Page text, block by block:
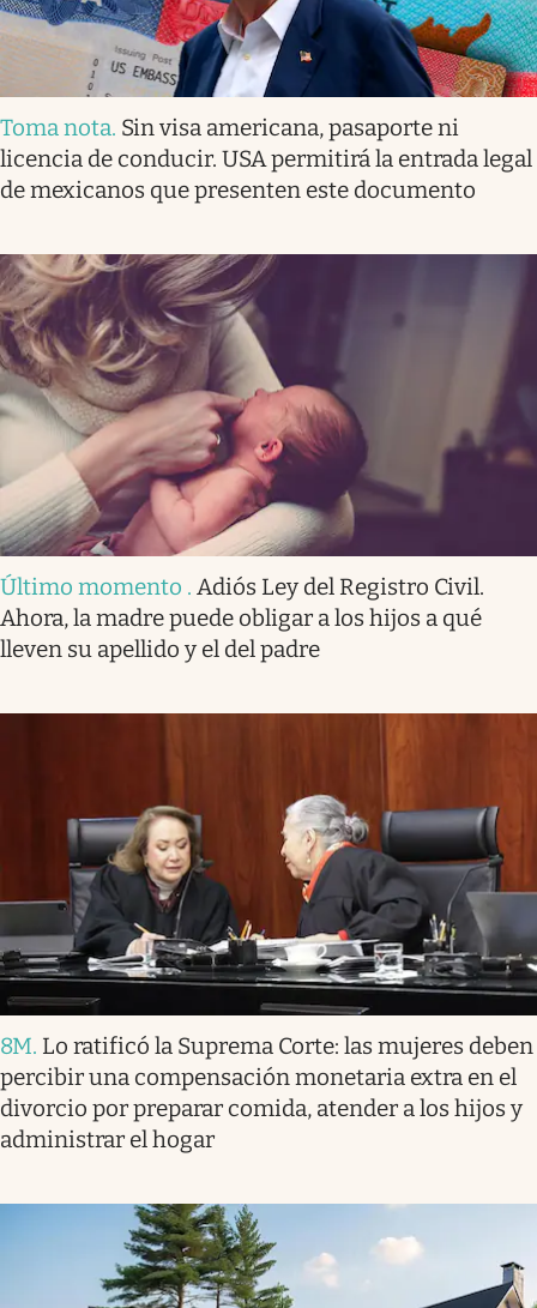
Toma nota. Sin visa americana, pasaporte ni
licencia de conducir. USA permitirá la entrada legal
de mexicanos que presenten este documento
Último momento . Adiós Ley del Registro Civil.
Ahora, la madre puede obligar a los hijos a qué
lleven su apellido y el del padre
8M. Lo ratificó la Suprema Corte: las mujeres deben
percibir una compensación monetaria extra en el
divorcio por preparar comida, atender a los hijos y
administrar el hogar